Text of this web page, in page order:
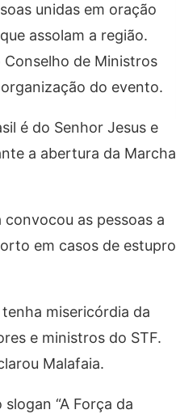
unidas em oração
assolam a região.
de Ministros
do evento.
é do Senhor Jesus e
a abertura da Marcha
as pessoas a
em casos de estupro
misericórdia da
e ministros do STF.
Malafaia.
“A Força da